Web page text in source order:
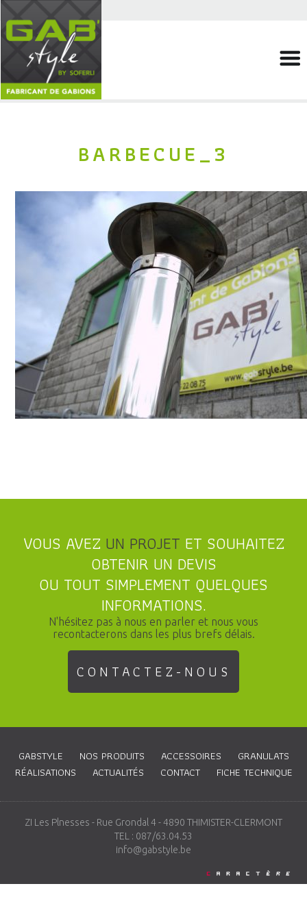
BARBECUE_3
VOUS AVEZ UN PROJET ET SOUHAITEZ
OBTENIR UN DEVIS
OU TOUT SIMPLEMENT QUELQUES
INFORMATIONS.
N'hésitez pas à nous en parler et nous vous
recontacterons dans les plus brefs délais.
CONTACTEZ-NOUS
GABSTYLE NOS PRODUITS ACCESSOIRES
GRANULATS
RÉALISATIONS
ACTUALITÉS CONTACT FICHE TECHNIQUE
ZI Les Plnesses - Rue Grondal 4 - 4890 THIMISTER-CLERMONT
TEL : 087/63.04.53
info@gabstyle.be